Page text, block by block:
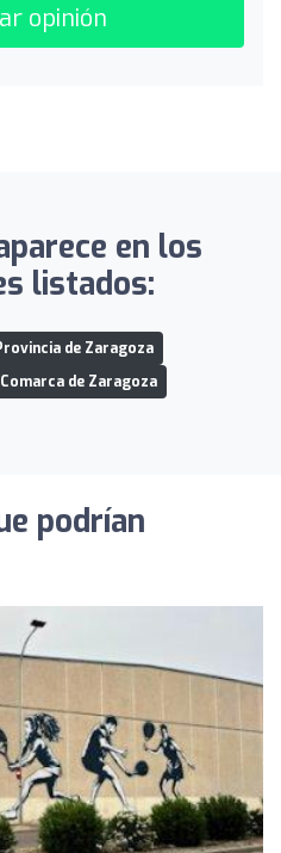
opinión
en los
listados:
de Zaragoza
de Zaragoza
podrían